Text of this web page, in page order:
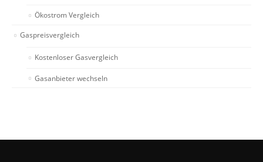
Ökostrom Vergleich
Gaspreisvergleich
Kostenloser Gasvergleich
Gasanbieter wechseln